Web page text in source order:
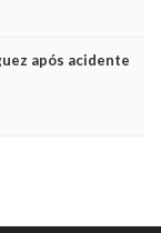
após acidente